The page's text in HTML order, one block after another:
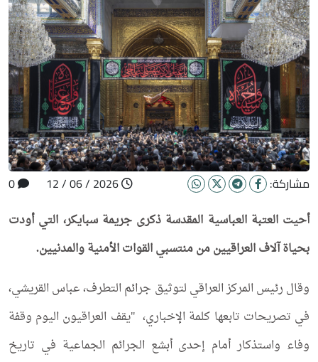
مشاركة:
أحيت العتبة العباسية المقدسة ذكرى جريمة سبايكر، التي أودت
بحياة آلاف العراقيين من منتسبي القوات الأمنية والمدنيين.
وقال رئيس المركز العراقي لتوثيق جرائم التطرف، عباس القريشي،
في تصريحات تابعها كلمة الإخباري، "يقف العراقيون اليوم وقفة
وفاء واستذكار أمام إحدى أبشع الجرائم الجماعية في تاريخ